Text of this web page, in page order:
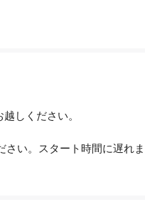
しください。
い。スタート時間に遅れ